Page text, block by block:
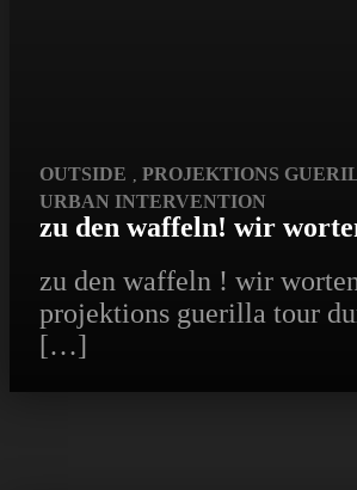
OUTSIDE , PROJEKTIONS
URBAN INTERVENTION
zu den waffeln! wir
zu den waffeln ! wir
projektions guerilla tour
[…]